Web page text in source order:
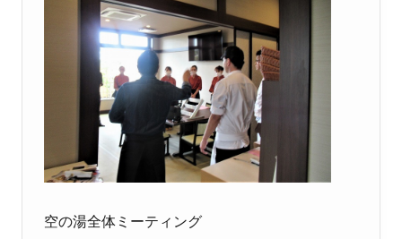
空の湯全体ミーティング